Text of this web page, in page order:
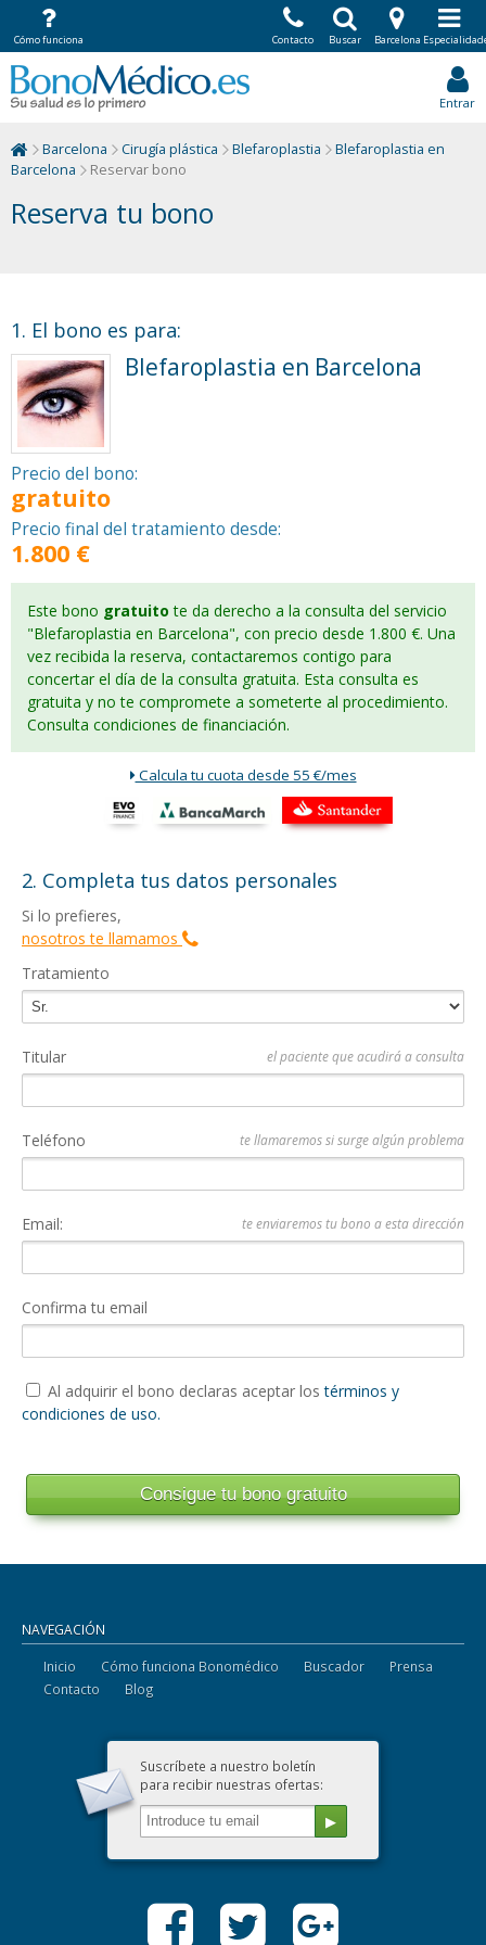
Entrar
Barcelona Cirugía plástica Blefaroplastia
Blefaroplastia en
Barcelona
Reservar bono
Reserva tu bono
1. El bono es para:
Blefaroplastia en Barcelona
Precio del bono:
gratuito
Precio final del tratamiento desde:
1.800 €
Este bono gratuito te da derecho a la consulta del servicio
"Blefaroplastia en Barcelona", con precio desde 1.800 €. Una
vez recibida la reserva, contactaremos contigo para
concertar el día de la consulta gratuita. Esta consulta es
gratuita y no te compromete a someterte al procedimiento.
Consulta condiciones de financiación.
Calcula tu cuota desde 55 €/mes
2. Completa tus datos personales
Si lo prefieres,
nosotros te llamamos
Tratamiento
Titular el paciente que acudirá a consulta
Teléfono te llamaremos si surge algún problema
Email: te enviaremos tu bono a esta dirección
Confirma tu email
Al adquirir el bono declaras aceptar lostérminos y
condiciones de uso.
NAVEGACIÓN
Inicio Cómo funciona Bonomédico Buscador
Prensa
Contacto
Blog
Suscríbete a nuestro boletín
para recibir nuestras ofertas:
Cómo funciona Contacto Buscar Barcelona